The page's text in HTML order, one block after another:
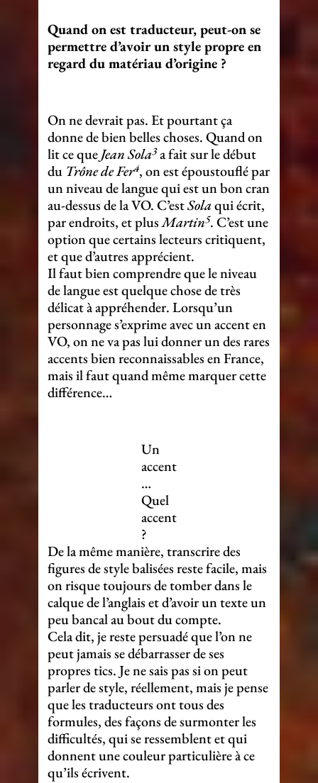
Quand on est traducteur, peut-on se
permettre d’avoir un style propre en
regard du matériau d’origine ?
On ne devrait pas. Et pourtant ça
donne de bien belles choses. Quand on
lit ce queJean Sola3a fait sur le début
du Trône de Fer4, on est époustouflé par
un niveau de langue qui est un bon cran
au-dessus de la VO. C’estSolaqui écrit,
par endroits, et plusMartin5. C’est une
option que certains lecteurs critiquent,
et que d’autres apprécient.
Il faut bien comprendre que le niveau
de langue est quelque chose de très
délicat à appréhender. Lorsqu’un
personnage s’exprime avec un accent en
VO, on ne va pas lui donner un des rares
accents bien reconnaissables en France,
mais il faut quand même marquer cette
différence…
Un
accent
…
Quel
accent
?
De la même manière, transcrire des
figures de style balisées reste facile, mais
on risque toujours de tomber dans le
calque de l’anglais et d’avoir un texte un
peu bancal au bout du compte.
Cela dit, je reste persuadé que l’on ne
peut jamais se débarrasser de ses
propres tics. Je ne sais pas si on peut
parler de style, réellement, mais je pense
que les traducteurs ont tous des
formules, des façons de surmonter les
difficultés, qui se ressemblent et qui
donnent une couleur particulière à ce
qu’ils écrivent.